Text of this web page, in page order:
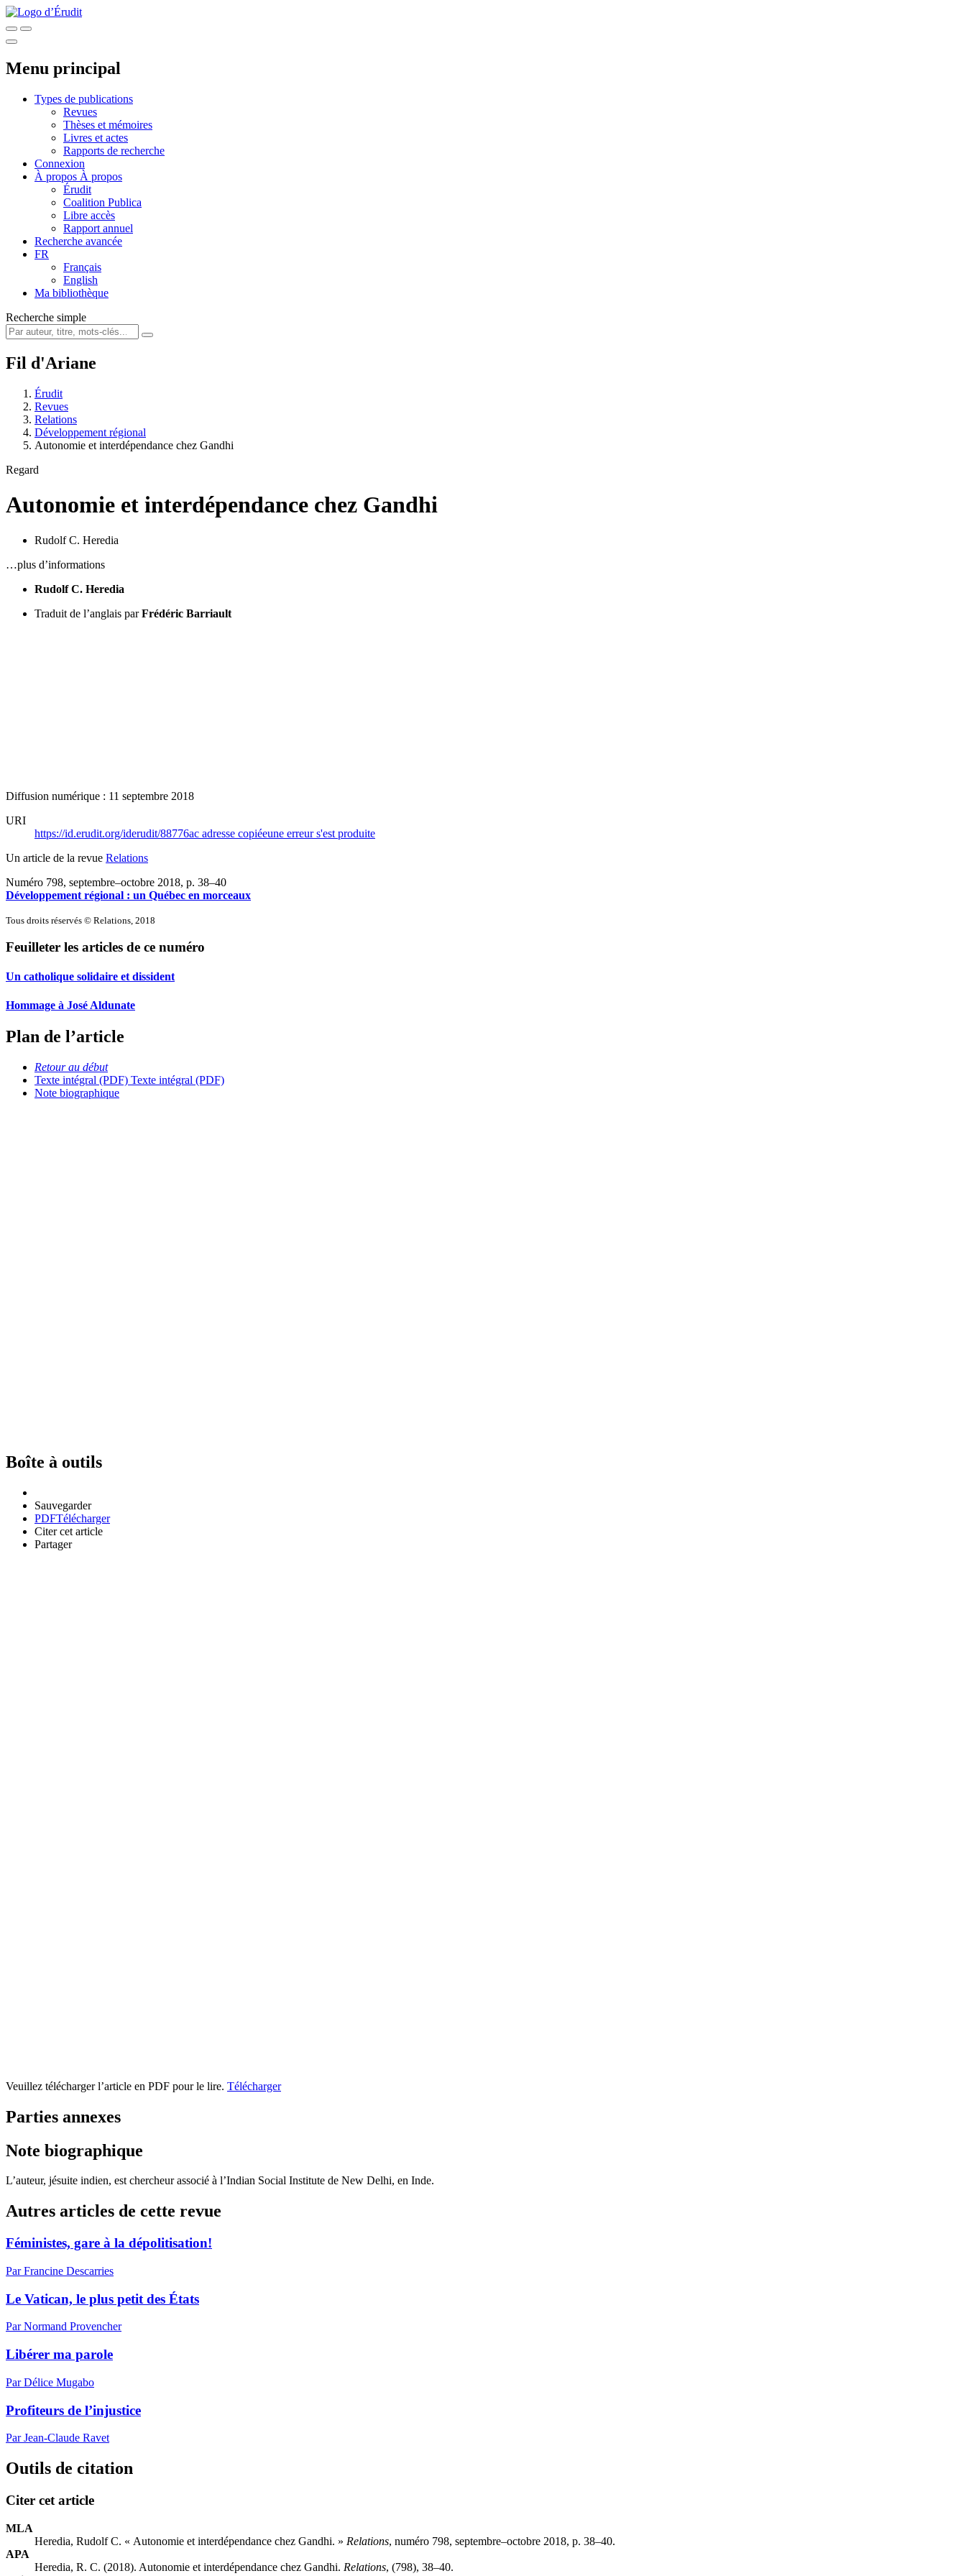
Menu principal
Types de publications
Revues
Thèses et mémoires
Livres et actes
Rapports de recherche
Connexion
À propos À propos
Érudit
Coalition Publica
Libre accès
Rapport annuel
Recherche avancée
FR
Français
English
Ma bibliothèque
Recherche simple
Fil d'Ariane
Érudit
Revues
Relations
Développement régional
Autonomie et interdépendance chez Gandhi
Regard
Autonomie et interdépendance chez Gandhi
Rudolf C. Heredia
…plus d’informations
Rudolf C. Heredia
Traduit de l’anglais par Frédéric Barriault
Diffusion numérique : 11 septembre 2018
URI
https://id.erudit.org/iderudit/88776ac adresse copiéeune erreur s'est produite
Un article de la revue Relations
Numéro 798, septembre–octobre 2018, p. 38–40
Développement régional : un Québec en morceaux
Tous droits réservés © Relations, 2018
Feuilleter les articles de ce numéro
Un catholique solidaire et dissident
Hommage à José Aldunate
Plan de l’article
Retour au début
Texte intégral (PDF) Texte intégral (PDF)
Note biographique
Boîte à outils
Sauvegarder
PDFTélécharger
Citer cet article
Partager
Veuillez télécharger l’article en PDF pour le lire. Télécharger
Parties annexes
Note biographique
L’auteur, jésuite indien, est chercheur associé à l’Indian Social Institute de New Delhi, en Inde.
Autres articles de cette revue
Féministes, gare à la dépolitisation!
Par Francine Descarries
Le Vatican, le plus petit des États
Par Normand Provencher
Libérer ma parole
Par Délice Mugabo
Profiteurs de l’injustice
Par Jean-Claude Ravet
Outils de citation
Citer cet article
MLA
Heredia, Rudolf C. « Autonomie et interdépendance chez Gandhi. » Relations, numéro 798, septembre–octobre 2018, p. 38–40.
APA
Heredia, R. C. (2018). Autonomie et interdépendance chez Gandhi. Relations, (798), 38–40.